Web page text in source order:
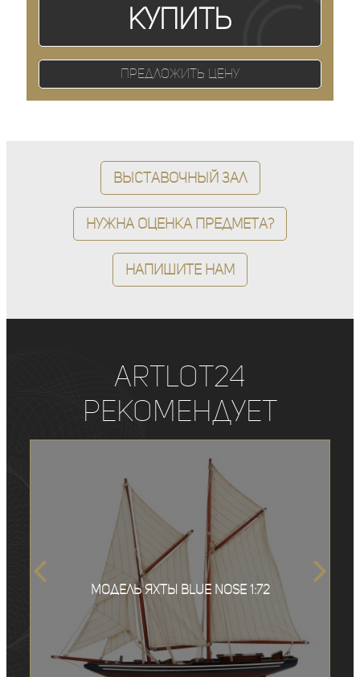
Купить
Предложить цену
Выставочный зал
Нужна оценка предмета?
Напишите нам
ArtLot24
рекомендует
Модель яхты Blue Nose 1:72